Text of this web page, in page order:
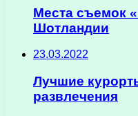
Места съемок
Шотландии
23.03.2022
Лучшие
развлечения